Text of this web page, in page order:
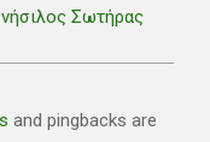
Σωτήρας
and pingbacks are